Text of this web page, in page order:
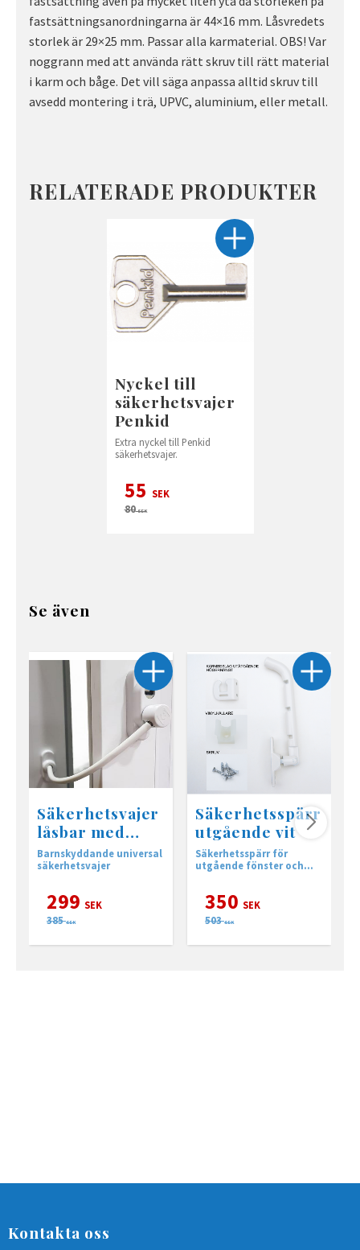
fastsättningsanordningarna är 44×16 mm. Låsvredets
storlek är 29×25 mm. Passar alla karmaterial. OBS! Var
noggrann med att använda rätt skruv till rätt material
i karm och båge. Det vill säga anpassa alltid skruv till
avsedd montering i trä, UPVC, aluminium, eller metall.
RELATERADE PRODUKTER
Nyckel till
säkerhetsvajer
Penkid
Extra nyckel till Penkid
säkerhetsvajer.
55 SEK
80SEK
Se även
Säkerhetsvajer
låsbar med
nyckel
Barnskyddande universal
säkerhetsvajer
299 SEK
385 SEK
Säkerhetsspärr
utgående vit
Säkerhetsspärr för
utgående fönster och
350 SEK
503 SEK
Kontakta oss